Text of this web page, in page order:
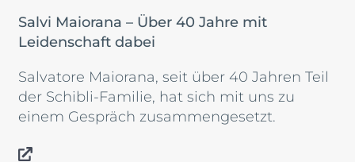
Salvi Maiorana – Über 40 Jahre mit
Leidenschaft dabei
Salvatore Maiorana, seit über 40 Jahren Teil
der Schibli-Familie, hat sich mit uns zu
einem Gespräch zusammengesetzt.